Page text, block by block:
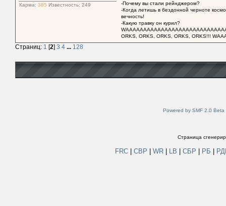
Карма: 385 Известность: 249
-Почему вы стали рейнджером?
-Когда летишь в бездонной черноте
вечность!
-Какую травку он курил?
ORKS, ORKS, ORKS, ORKS, ORKS!!!
Страниц: 1 [2] 3 4 ... 128
Powered by SMF 2.0 Beta
Страница
FRC СВР WR LB СБР РБ